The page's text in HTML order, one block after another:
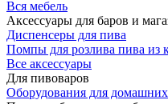
Вся мебель
Аксессуары для баров и
Диспенсеры для пива
Помпы для розлива пива из
Все аксессуары
Для пивоваров
Оборудования для